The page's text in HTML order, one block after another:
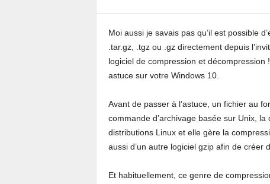
Moi aussi je savais pas qu’il est possible
.tar.gz, .tgz ou .gz directement depuis
logiciel de compression et
astuce sur votre Windows 10.
Avant de passer à l’astuce, un fichier au
commande d’archivage basée sur Unix,
distributions Linux et elle gère la
aussi d’un autre logiciel gzip afin de créer
Et habituellement, ce genre de